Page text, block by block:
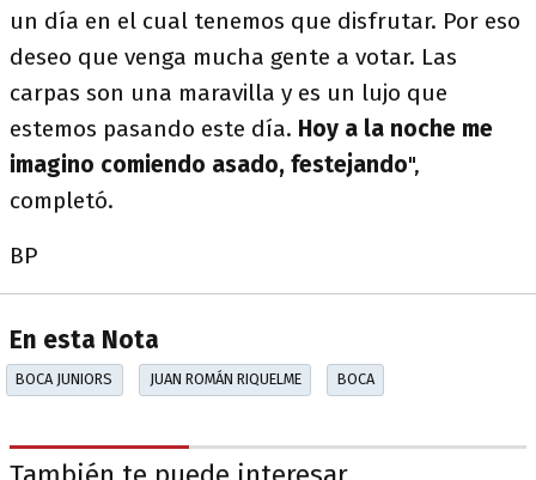
un día en el cual tenemos que disfrutar. Por eso
deseo que venga mucha gente a votar. Las
carpas son una maravilla y es un lujo que
estemos pasando este día. Hoy a la noche me
imagino comiendo asado, festejando",
completó.
BP
En esta Nota
BOCA JUNIORS JUAN ROMÁN RIQUELME BOCA